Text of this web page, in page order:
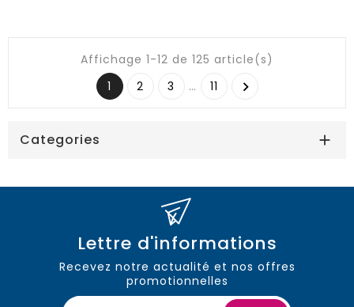
Affichage 1-12 de 125 article(s)
1
2 3 … 11 
Categories 
Lettre d'informations
Recevez notre actualité et nos offres
promotionnelles